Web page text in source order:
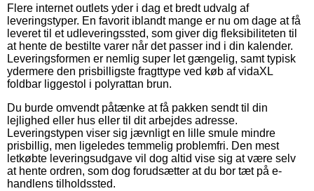
Flere internet outlets yder i dag et bredt udvalg af
leveringstyper. En favorit iblandt mange er nu om dage at få
leveret til et udleveringssted, som giver dig fleksibiliteten til
at hente de bestilte varer når det passer ind i din kalender.
Leveringsformen er nemlig super let gængelig, samt typisk
ydermere den prisbilligste fragttype ved køb af vidaXL
foldbar liggestol i polyrattan brun.
Du burde omvendt påtænke at få pakken sendt til din
lejlighed eller hus eller til dit arbejdes adresse.
Leveringstypen viser sig jævnligt en lille smule mindre
prisbillig, men ligeledes temmelig problemfri. Den mest
letkøbte leveringsudgave vil dog altid vise sig at være selv
at hente ordren, som dog forudsætter at du bor tæt på e-
handlens tilholdssted.